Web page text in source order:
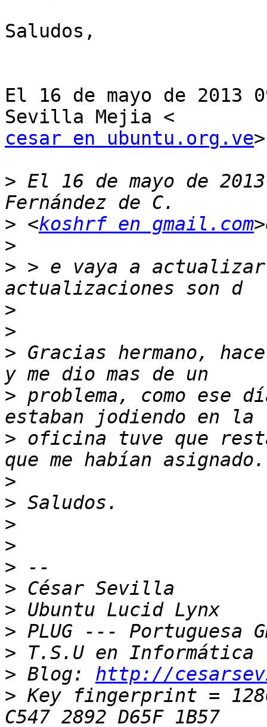
Saludos,
El 16 de mayo de 2013
cesar en ubuntu.org.ve
> El 16 de mayo de
> <koshrf en gmail.com
>
> > e vaya a
>
>
> Gracias hermano,
> problema, como ese
> oficina tuve que
>
>
>
>
>
>
>
>
>
> Blog: http://
> Key fingerprint = 1280